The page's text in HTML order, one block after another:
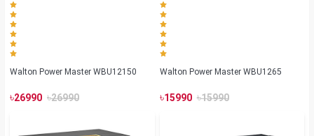
Walton Power Master WBU12150
৳26990 ৳26990
Walton Power Master WBU1265
৳15990 ৳15990